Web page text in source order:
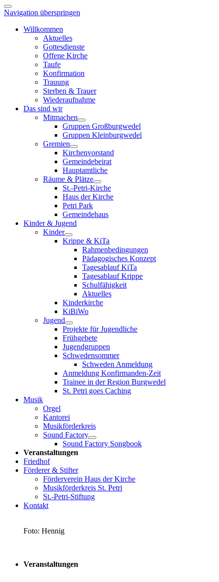
Navigation überspringen
Willkommen
Aktuelles
Gottesdienste
Offene Kirche
Taufe
Konfirmation
Trauung
Sterben & Trauer
Wiederaufnahme
Das sind wir
Mitmachen
Gruppen Großburgwedel
Gruppen Kleinburgwedel
Gremien
Kirchenvorstand
Gemeindebeirat
Hauptamtliche
Räume & Plätze
St.-Petri-Kirche
Haus der Kirche
Petri Park
Gemeindehaus
Kinder & Jugend
Kinder
Krippe & KiTa
Rahmenbedingungen
Pädagogisches Konzept
Tagesablauf KiTa
Tagesablauf Krippe
Schulfähigkeit
Aktuelles
Kinderkirche
KiBiWo
Jugend
Projekte für Jugendliche
Frühgebete
Jugendgruppen
Schwedensommer
Schweden Anmeldung
Anmeldung Konfirmanden-Zeit
Trainee in der Region Burgwedel
St. Petri goes Caching
Musik
Orgel
Kantorei
Musikförderkreis
Sound Factory
Sound Factory Songbook
Veranstaltungen
Friedhof
Förderer & Stifter
Förderverein Haus der Kirche
Musikförderkreis St. Petri
St.-Petri-Stiftung
Kontakt
Foto: Hennig
Veranstaltungen